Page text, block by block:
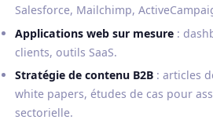
Salesforce, Mailchimp,
Applications web sur mesure :
clients, outils SaaS.
Stratégie de contenu B2B : articles
white papers, études de cas pour
sectorielle.